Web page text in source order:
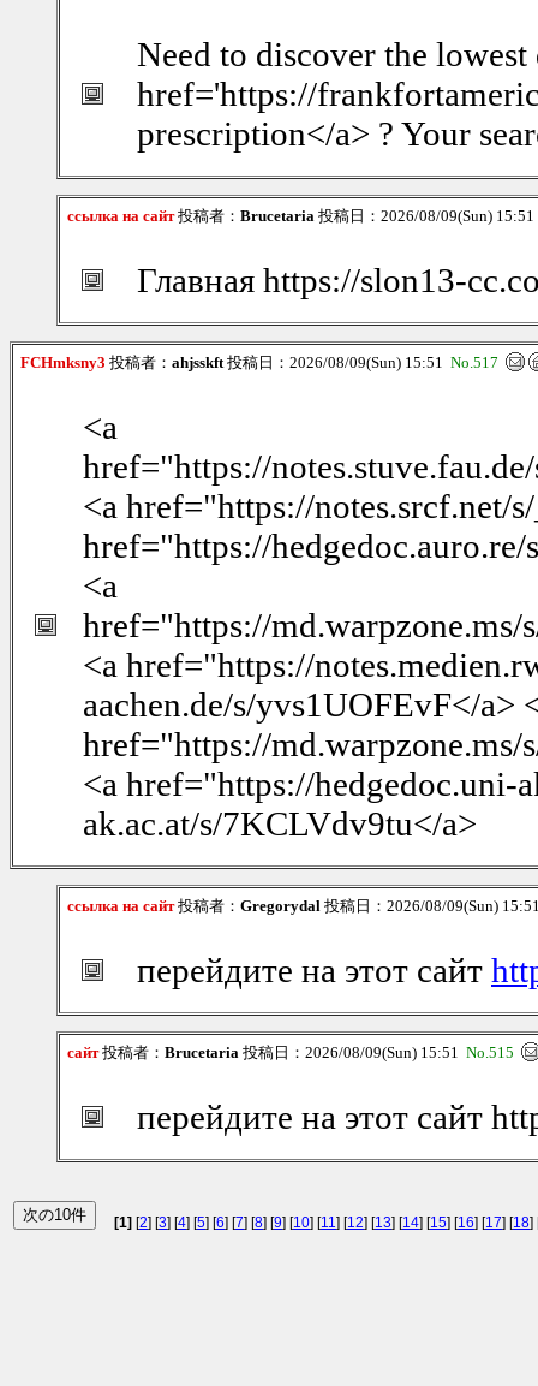
Need to discover the lowest
href='https://
prescription</a> ? Your
ссылка на сайт投稿者： Brucetaria 投稿日：2026/08/09(Sun)
Главная https://slon13-
FCHmksny3 投稿者： ahjsskft投稿日：2026/08/09(Sun) 15:51 No.517
<a
href="https://
<a href="https://notes.srcf.net/
href="https://
<a
href="https://
<a href="https://
aachen.de/s/yvs1UOFEvF</a>
href="https://
<a href="https://hedgedoc.uni-
ak.ac.at/s/7KCLVdv9tu</a>
ссылка на сайт投稿者： Gregorydal 投稿日：2026/08/09(Sun)
перейдите на этот сайт
сайт投稿者： Brucetaria 投稿日：2026/08/09(Sun) 15:51 No.515
перейдите на этот сайт
[1] [2] [3] [4] [5] [6] [7] [8] [9] [10] [11] [12] [13] [14] [15] [16] [17] [18]